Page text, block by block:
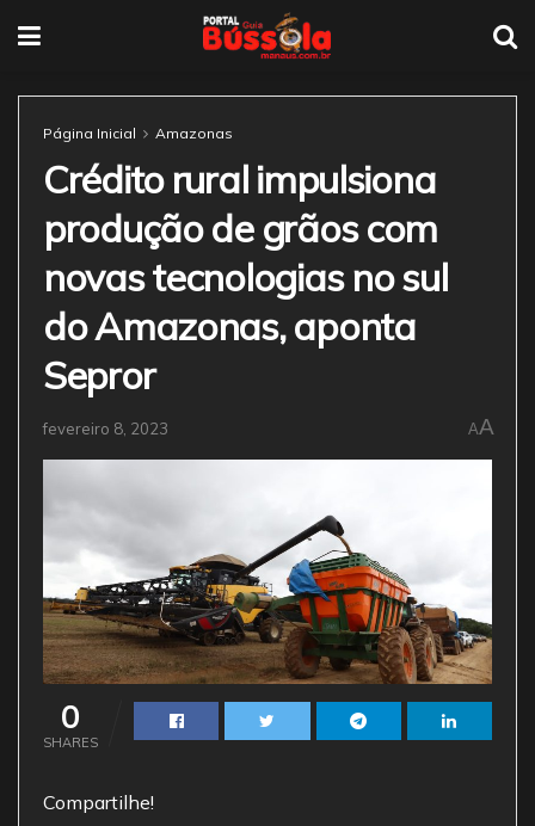
Página Inicial Amazonas
Crédito rural impulsiona
produção de grãos com
novas tecnologias no sul
do Amazonas, aponta
Sepror
fevereiro 8, 2023 AA
0
SHARES
Compartilhe!